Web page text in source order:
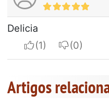
Delicia
I apreciateI do not
Artigos